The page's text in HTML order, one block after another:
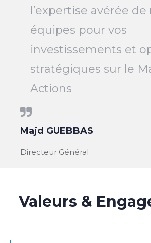
l’expertise avérée de
équipes pour vos
investissements et
stratégiques sur le
Actions
Majd GUEBBAS
Directeur Général
Valeurs &